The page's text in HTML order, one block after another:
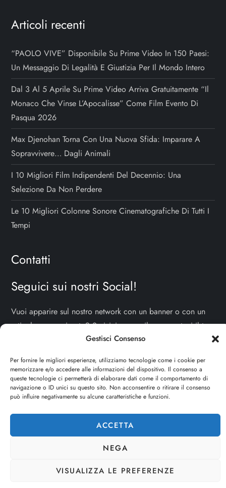
Gestisci Consenso
Per fornire le migliori esperienze, utilizziamo tecnologie come i cookie per
memorizzare e/o accedere alle informazioni del dispositivo. Il consenso a
queste tecnologie ci permetterà di elaborare dati come il comportamento di
navigazione o ID unici su questo sito. Non acconsentire o ritirare il consenso
può influire negativamente su alcune caratteristiche e funzioni.
ACCETTA
NEGA
VISUALIZZA LE PREFERENZE
c
o
l
i
Articoli recenti
“PAOLO VIVE” Disponibile Su Prime Video In 150 Paesi:
Un Messaggio Di Legalità E Giustizia Per Il Mondo Intero
Dal 3 Al 5 Aprile Su Prime Video Arriva Gratuitamente “Il
Monaco Che Vinse L’Apocalisse” Come Film Evento Di
Pasqua 2026
Max Djenohan Torna Con Una Nuova Sfida: Imparare A
Sopravvivere… Dagli Animali
I 10 Migliori Film Indipendenti Del Decennio: Una
Selezione Da Non Perdere
Le 10 Migliori Colonne Sonore Cinematografiche Di Tutti I
Tempi
Contatti
Seguici sui nostri Social!
Vuoi apparire sul nostro network con un banner o con un
articolo sponsorizzato? Scrivici una mail e raccontaci il tuo
TI ASPETTIAMO!
info e contatti:staff@dojoblog.it
dojouomo.it è un progetto facente parte del network
dojoblog.it di proprietà dellaReadMore ADV
legale in Via delle Sirene 34 - Roma - P.iva: